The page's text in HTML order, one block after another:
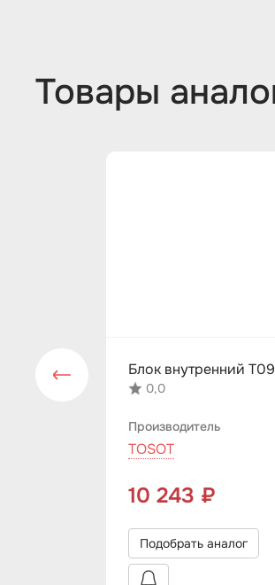
Товары
Блок внутренний
0,0
Производитель
TOSOT
10 243 ₽
Подобрать аналог